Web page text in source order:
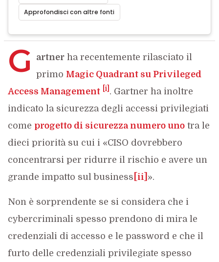
Approfondisci con altre fonti
G artnerha recentemente rilasciato il
primo Magic Quadrant su Privileged
Access Management
[i] . Gartner ha inoltre
indicato la sicurezza degli accessi privilegiati
come progetto di sicurezza numero unotra le
dieci priorità su cui i «CISO dovrebbero
concentrarsi per ridurre il rischio e avere un
grande impatto sul business [ii] ».
Non è sorprendente se si considera che i
cybercriminali spesso prendono di mira le
credenziali di accesso e le password e che il
furto delle credenziali privilegiate spesso